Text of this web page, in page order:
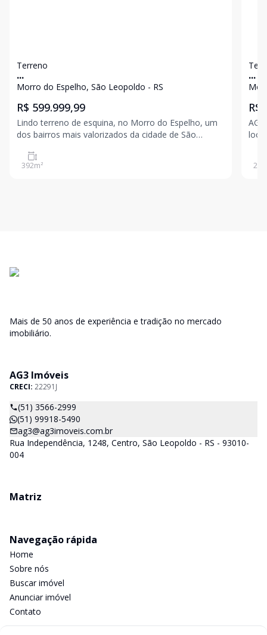
Terreno
...
Morro do Espelho, São Leopoldo - RS
R$ 599.999,99
Lindo terreno de esquina, no Morro do Espelho, um
dos bairros mais valorizados da cidade de São
informações! Valores sujeitos a alteração sem aviso
prévio
392m²
...
R$
229
Mais de 50 anos de experiência e tradição no mercado
imobiliário.
AG3 Imóveis
CRECI: 22291J
(51) 3566-2999
(51) 99918-5490
ag3@ag3imoveis.com.br
Rua Independência, 1248, Centro, São Leopoldo - RS - 93010-
004
Matriz
Navegação rápida
Home
Sobre nós
Buscar imóvel
Anunciar imóvel
Contato